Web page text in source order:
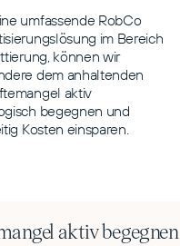
umfassende RobCo
im Bereich
können wir
dem anhaltenden
aktiv
begegnen und
Kosten einsparen.
aktiv begegnen